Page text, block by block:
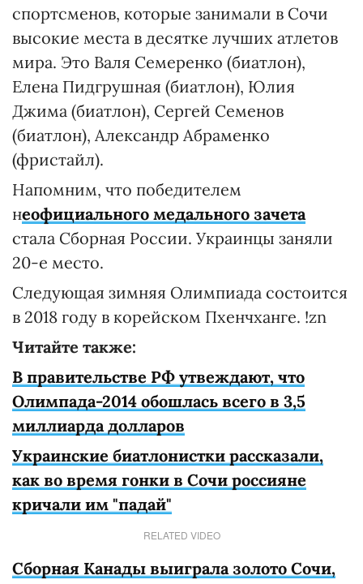
спортсменов, которые занимали в Сочи
высокие места в десятке лучших атлетов
мира. Это Валя Семеренко (биатлон),
Елена Пидгрушная (биатлон), Юлия
Джима (биатлон), Сергей Семенов
(биатлон), Александр Абраменко
(фристайл).
Напомним, что победителем
неофициального медального зачета
стала Сборная России. Украинцы заняли
20-е место.
Следующая зимняя Олимпиада состоится
в 2018 году в корейском Пхенчханге. !zn
Читайте также:
В правительстве РФ утвеждают, что
Олимпада-2014 обошлась всего в 3,5
миллиарда долларов
Украинские биатлонистки рассказали,
как во время гонки в Сочи россияне
кричали им "падай"
RELATED VIDEO
Сборная Канады выиграла золото Сочи,